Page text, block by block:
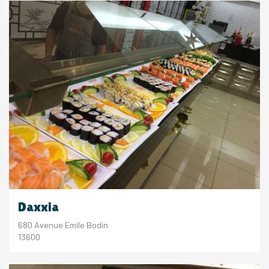
Daxxia
680 Avenue Emile Bodin
13600